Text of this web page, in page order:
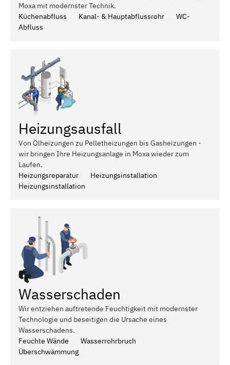
Moxa mit modernster Technik.
Küchenabfluss
Kanal- & Hauptabflussrohr
WC-
Abfluss
Heizungsausfall
Von Ölheizungen zu Pelletheizungen bis Gasheizungen -
wir bringen Ihre Heizungsanlage in Moxa wieder zum
Laufen.
Heizungsreparatur
Heizungsinstallation
Heizungsinstallation
Wasserschaden
Wir entziehen auftretende Feuchtigkeit mit modernster
Technologie und beseitigen die Ursache eines
Wasserschadens.
Feuchte Wände
Wasserrohrbruch
Überschwämmung